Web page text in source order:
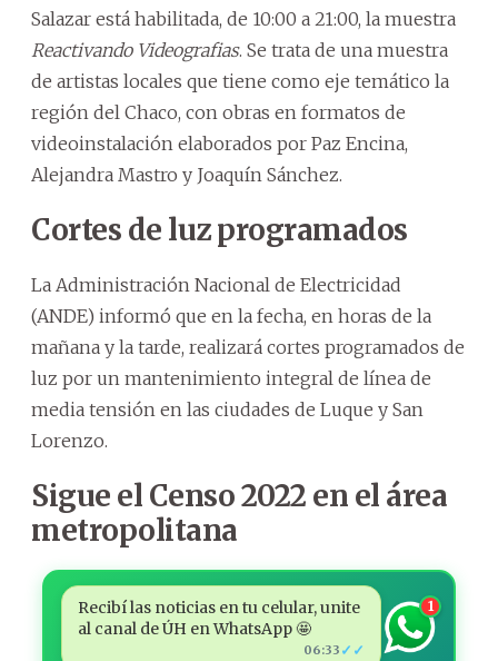
Salazar está habilitada, de 10:00 a 21:00, la muestra
Reactivando Videografias. Se trata de una muestra
de artistas locales que tiene como eje temático la
región del Chaco, con obras en formatos de
videoinstalación elaborados por Paz Encina,
Alejandra Mastro y Joaquín Sánchez.
Cortes de luz programados
La Administración Nacional de Electricidad
(ANDE) informó que en la fecha, en horas de la
mañana y la tarde, realizará cortes programados de
luz por un mantenimiento integral de línea de
media tensión en las ciudades de Luque y San
Lorenzo.
Sigue el Censo 2022 en el área
metropolitana
Recibí las noticias en tu celular, unite
al canal de ÚH en WhatsApp 🤩
06:33 ✓✓
1